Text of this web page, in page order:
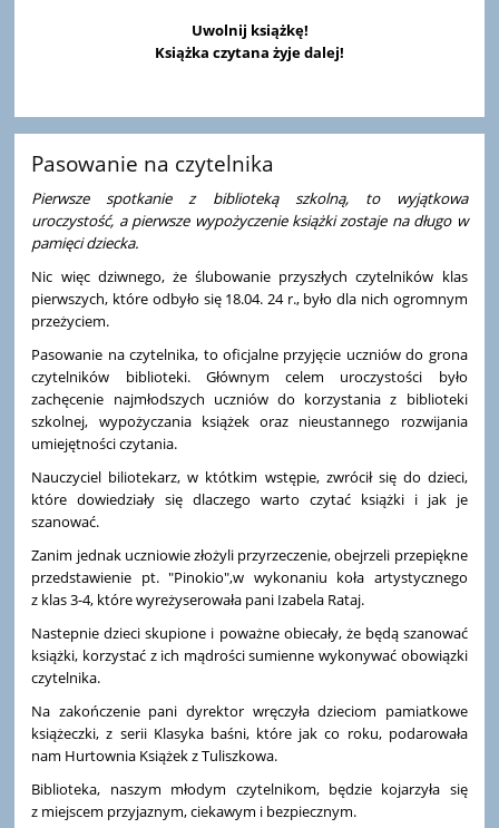
Uwolnij książkę!
Książka czytana żyje dalej!
Pasowanie na czytelnika
Pierwsze spotkanie z biblioteką szkolną, to wyjątkowa
uroczystość, a pierwsze wypożyczenie książki zostaje na długo w
pamięci dziecka.
Nic więc dziwnego, że ślubowanie przyszłych czytelników klas
pierwszych, które odbyło się 18.04. 24 r., było dla nich ogromnym
przeżyciem.
Pasowanie na czytelnika, to oficjalne przyjęcie uczniów do grona
czytelników biblioteki. Głównym celem uroczystości było
zachęcenie najmłodszych uczniów do korzystania z biblioteki
szkolnej, wypożyczania książek oraz nieustannego rozwijania
umiejętności czytania.
Nauczyciel biliotekarz, w któtkim wstępie, zwrócił się do dzieci,
które dowiedziały się dlaczego warto czytać książki i jak je
szanować.
Zanim jednak uczniowie złożyli przyrzeczenie, obejrzeli przepiękne
przedstawienie pt. "Pinokio",w wykonaniu koła artystycznego
z klas 3-4, które wyreżyserowała pani Izabela Rataj.
Nastepnie dzieci skupione i poważne obiecały, że będą szanować
książki, korzystać z ich mądrości sumienne wykonywać obowiązki
czytelnika.
Na zakończenie pani dyrektor wręczyła dzieciom pamiatkowe
książeczki, z serii Klasyka baśni, które jak co roku, podarowała
nam Hurtownia Książek z Tuliszkowa.
Biblioteka, naszym młodym czytelnikom, będzie kojarzyła się
z miejscem przyjaznym, ciekawym i bezpiecznym.